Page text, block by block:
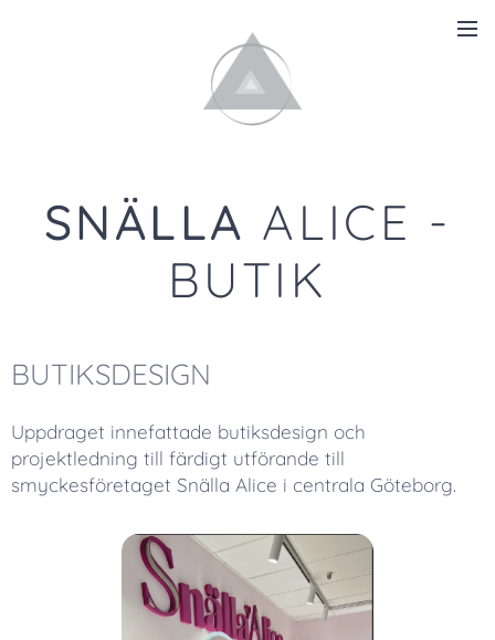
SNÄLLA ALICE -
BUTIK
BUTIKSDESIGN
Uppdraget innefattade butiksdesign och
projektledning till färdigt utförande till
smyckesföretaget Snälla Alice i centrala Göteborg.